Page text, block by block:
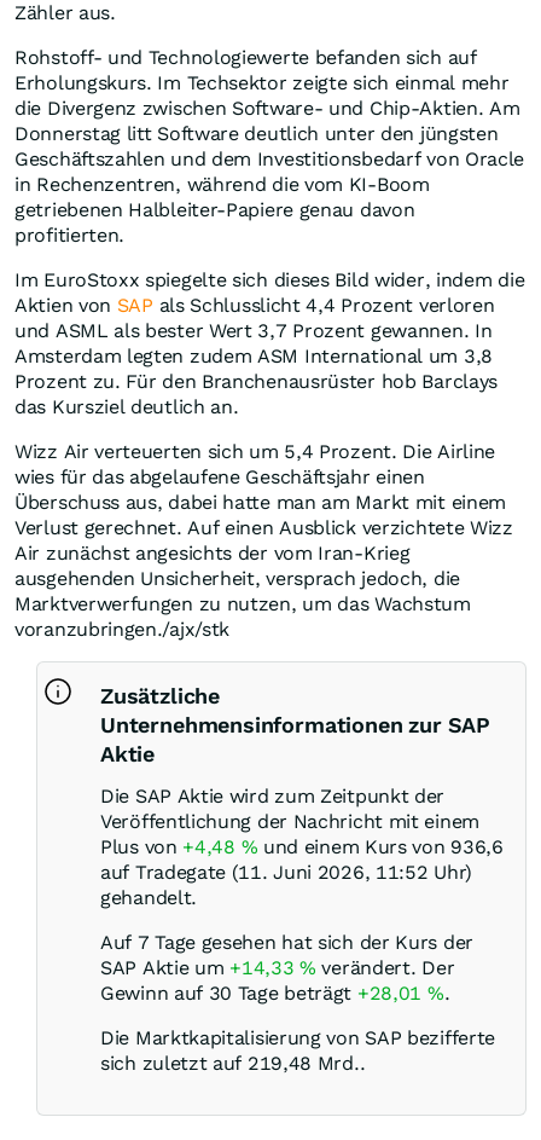
Zähler aus.
Rohstoff- und Technologiewerte befanden sich auf
Erholungskurs. Im Techsektor zeigte sich einmal mehr
die Divergenz zwischen Software- und Chip-Aktien. Am
Donnerstag litt Software deutlich unter den jüngsten
Geschäftszahlen und dem Investitionsbedarf von Oracle
in Rechenzentren, während die vom KI-Boom
getriebenen Halbleiter-Papiere genau davon
profitierten.
Im EuroStoxx spiegelte sich dieses Bild wider, indem die
Aktien von SAP als Schlusslicht 4,4 Prozent verloren
und ASML als bester Wert 3,7 Prozent gewannen. In
Amsterdam legten zudem ASM International um 3,8
Prozent zu. Für den Branchenausrüster hob Barclays
das Kursziel deutlich an.
Wizz Air verteuerten sich um 5,4 Prozent. Die Airline
wies für das abgelaufene Geschäftsjahr einen
Überschuss aus, dabei hatte man am Markt mit einem
Verlust gerechnet. Auf einen Ausblick verzichtete Wizz
Air zunächst angesichts der vom Iran-Krieg
ausgehenden Unsicherheit, versprach jedoch, die
Marktverwerfungen zu nutzen, um das Wachstum
voranzubringen./ajx/stk
Zusätzliche
Unternehmensinformationen zur SAP
Aktie
Die SAP Aktie wird zum Zeitpunkt der
Veröffentlichung der Nachricht mit einem
Plus von +4,48 % und einem Kurs von 936,6
auf Tradegate (11. Juni 2026, 11:52 Uhr)
gehandelt.
Auf 7 Tage gesehen hat sich der Kurs der
SAP Aktie um +14,33% verändert. Der
Gewinn auf 30 Tage beträgt +28,01 %.
Die Marktkapitalisierung von SAP bezifferte
sich zuletzt auf 219,48 Mrd..